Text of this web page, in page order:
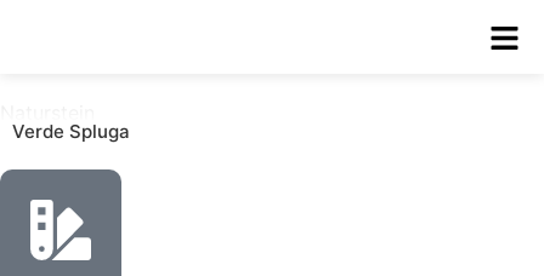
Verde Spluga